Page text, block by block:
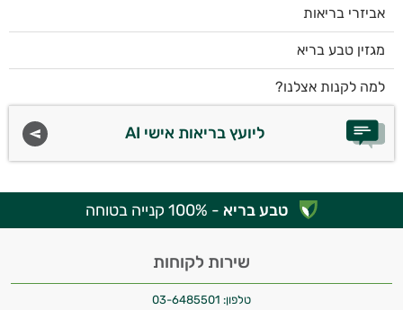
אביזרי בריאות
מגזין טבע בריא
למה לקנות אצלנו?
ליועץ בריאות אישי AI
טבע בריא - 100% קנייה בטוחה
שירות לקוחות
טלפון: 03-6485501